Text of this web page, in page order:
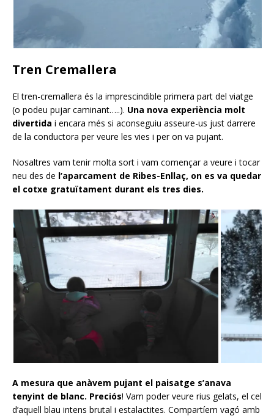
Tren Cremallera
El tren-cremallera és la imprescindible primera part del viatge
(o podeu pujar caminant…..). Una nova experiència molt
divertida i encara més si aconseguiu asseure-us just darrere
de la conductora per veure les vies i per on va pujant.
Nosaltres vam tenir molta sort i vam començar a veure i tocar
neu des de l’aparcament de Ribes-Enllaç, on es va quedar
el cotxe gratuïtament durant els tres dies.
A mesura que anàvem pujant el paisatge s’anava
tenyint de blanc. Preciós! Vam poder veure rius gelats, el cel
d’aquell blau intens brutal i estalactites. Compartíem vagó amb